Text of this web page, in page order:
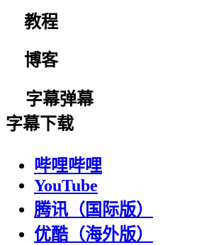
教程
博客
字幕弹幕
字幕下载
哔哩哔哩
YouTube
腾讯（国际版）
优酷（海外版）